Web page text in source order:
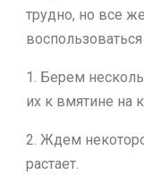
трудно, но все
1. Берем
их к вмятине на
2. Ждем
растает.